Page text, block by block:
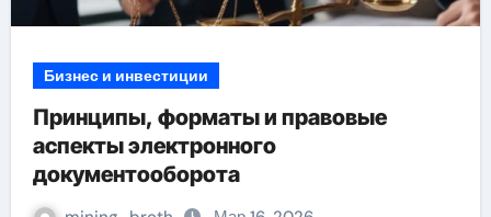
Бизнес и инвестиции
Принципы, форматы и правовые
аспекты электронного
документооборота